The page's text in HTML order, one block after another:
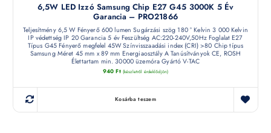
6,5W LED Izzó Samsung Chip E27 G45 3000K 5 Év
Garancia – PRO21866
Teljesítmény 6,5 W Fényerő 600 lumen Sugárzási szög 180 ° Kelvin 3 000 Kelvin
IP védettség IP 20 Garancia 5 év Feszültség AC:220-240V,50Hz Foglalat E27
Típus G45 Fényerő megfelel 45W Színvisszaadási index (CRI) >80 Chip típus
Samsung Méret 45 mm x 89 mm Energiaosztály A Tanúsítványok CE, ROSH
Élettartam min. 30000 üzemóra Gyártó V-TAC
940Ft (készletről érdeklődjön)
Kosárba teszem